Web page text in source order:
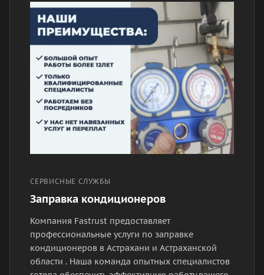
СЕРВИСНЫЕ СЛУЖБЫ
Заправка кондиционеров
Компания Fastrust предоставляет
профессиональные услуги по заправке
кондиционеров в Астрахани и Астраханской
области . Наша команда опытных специалистов